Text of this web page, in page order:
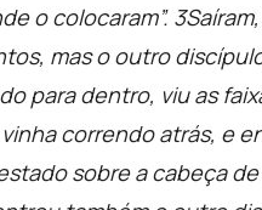
o colocaram”.
mas o outro
para dentro, viu as
correndo atrás, e
sobre a cabeça